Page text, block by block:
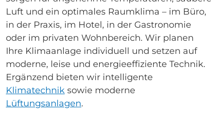
Luft und ein optimales Raumklima – im Büro,
in der Praxis, im Hotel, in der Gastronomie
oder im privaten Wohnbereich. Wir planen
Ihre Klimaanlage individuell und setzen auf
moderne, leise und energieeffiziente Technik.
Ergänzend bieten wir intelligente
Klimatechnik sowie moderne
Lüftungsanlagen.